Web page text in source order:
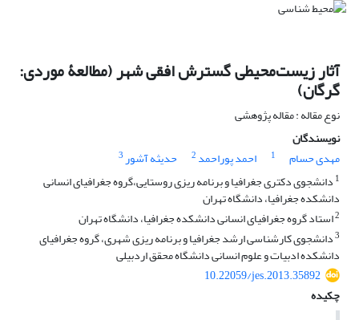
آثار زیست‌محیطی گسترش افقی شهر (مطالعۀ موردی:
گرگان)
نوع مقاله : مقاله پژوهشی
نویسندگان
مهدی حسام
1 احمد پوراحمد 2 حدیثه آشور3
1 دانشجوی دکتری جغرافیا و برنامه ریزی روستایی،گروه جغرافیای انسانی
دانشکده جغرافیا، دانشگاه تهران
2استاد گروه جغرافیای انسانی دانشکده جغرافیا، دانشگاه تهران
3دانشجوی کارشناسی ارشد جغرافیا و برنامه ریزی شهری، گروه جغرافیای
دانشکده ادبیات و علوم انسانی دانشگاه محقق اردبیلی
10.22059/jes.2013.35892
چکیده